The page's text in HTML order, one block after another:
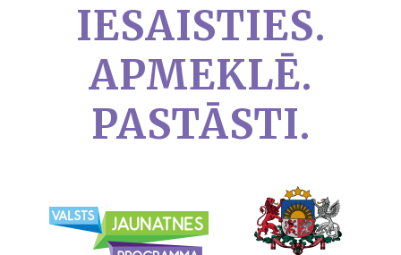
IESAISTIES.
APMEKLĒ.
PASTĀSTI.